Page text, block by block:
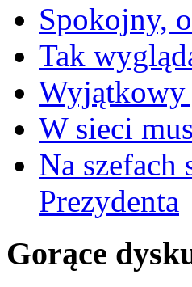
Spokojny,
Tak
W sieci
Na szefach
Prezydenta
Gorące